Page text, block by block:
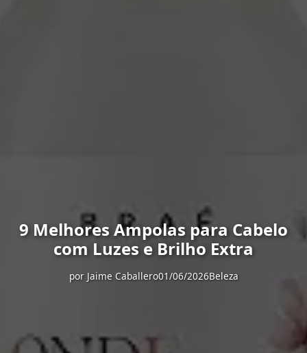
9 Melhores Ampolas para Cabelo
com Luzes e Brilho Extra
por Jaime Caballero01/06/2026Beleza